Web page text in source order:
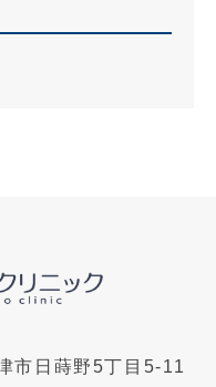
市日蒔野5丁目5-11